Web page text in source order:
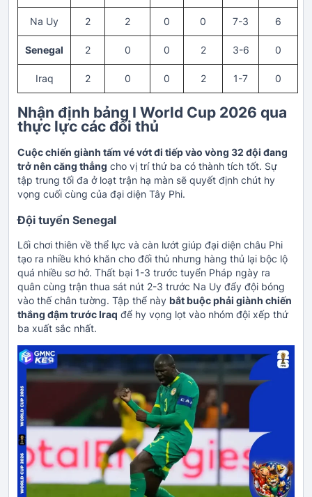
Na Uy 2 2 0 0 7-3 6
Senegal 2 0 0 2 3-6 0
Iraq 2 0 0 2 1-7 0
Nhận định bảng I World Cup 2026 qua
thực lực các đối thủ
Cuộc chiến giành tấm vé vớt đi tiếp vào vòng 32 đội đang
trở nên căng thẳng cho vị trí thứ ba có thành tích tốt. Sự
tập trung tối đa ở loạt trận hạ màn sẽ quyết định chút hy
vọng cuối cùng của đại diện Tây Phi.
Đội tuyển Senegal
Lối chơi thiên về thể lực và càn lướt giúp đại diện châu Phi
tạo ra nhiều khó khăn cho đối thủ nhưng hàng thủ lại bộc lộ
quá nhiều sơ hở. Thất bại 1-3 trước tuyển Pháp ngày ra
quân cùng trận thua sát nút 2-3 trước Na Uy đẩy đội bóng
vào thế chân tường. Tập thể này bắt buộc phải giành chiến
thắng đậm trước Iraq để hy vọng lọt vào nhóm đội xếp thứ
ba xuất sắc nhất.